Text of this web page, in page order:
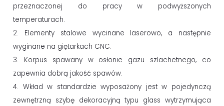
przeznaczonej do pracy w podwyższonych
temperaturach.
2. Elementy stalowe wycinane laserowo, a następnie
wyginane na giętarkach CNC.
3. Korpus spawany w osłonie gazu szlachetnego, co
zapewnia dobrą jakość spawów.
4. Wkład w standardzie wyposażony jest w pojedynczą
zewnętrzną szybę dekoracyjną typu glass wytrzymująca